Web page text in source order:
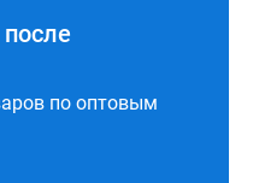
по оптовым